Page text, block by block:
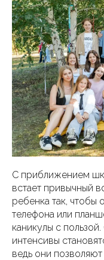
С приближением
встает привычный
ребенка так, чтобы
телефона или
каникулы с
интенсивы
ведь они позволяют